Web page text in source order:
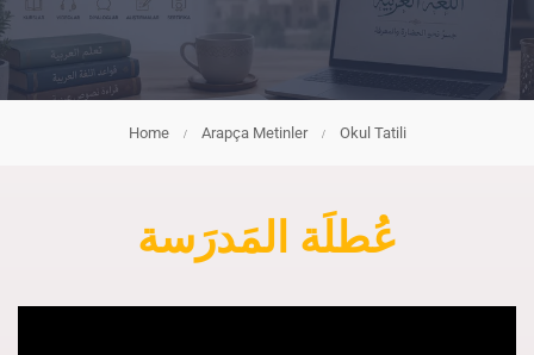
Home Arapça Metinler Okul Tatili
عُطلَة المَدرَسة